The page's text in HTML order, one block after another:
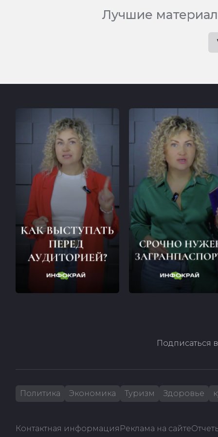
Лучшие
Подписаться
Политика Экономика Туризм Здоровье
Контактная информация Реклама на сайте